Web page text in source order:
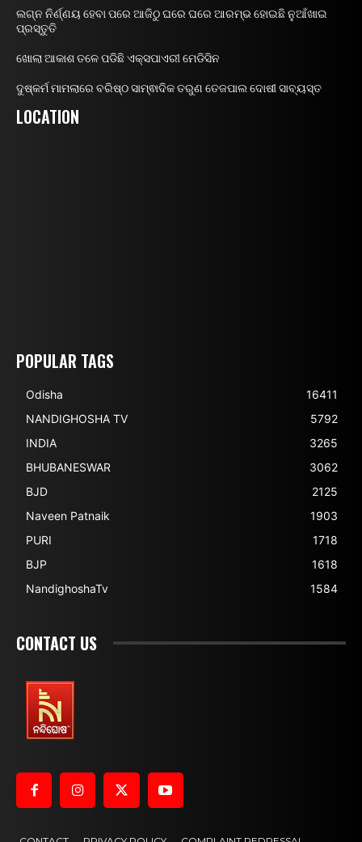
ଲଗ୍ନ ନିର୍ଣ୍ଣୟ ହେବା ପରେ ଆଜିଠୁ ଘରେ ଘରେ ଆରମ୍ଭ ହୋଇଛି ନୁଆଁଖାଇ
ପ୍ରସ୍ତୁତି
ଖୋଲା ଆକାଶ ତଳେ ପଡିଛି ଏକ୍ସପାଏରୀ ମେଡିସିନ
ଦୁଷ୍କର୍ମ ମାମଲାରେ ବରିଷ୍ଠ ସାମ୍ଵାଦିକ ତରୁଣ ତେଜପାଲ ଦୋଷୀ ସାବ୍ୟସ୍ତ
LOCATION
POPULAR TAGS
Odisha
16411
NANDIGHOSHA TV
5792
INDIA
3265
BHUBANESWAR
3062
BJD
2125
Naveen Patnaik
1903
PURI
1718
BJP
1618
NandighoshaTv
1584
CONTACT US